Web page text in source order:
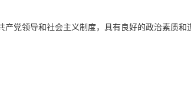
党领导和社会主义制度，具有良好的政治素质和